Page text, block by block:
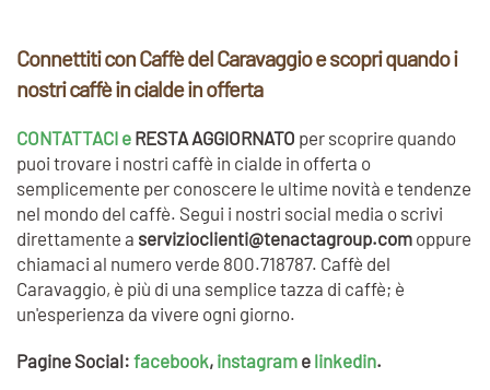
Connettiti con Caffè del Caravaggio e scopri quando i
nostri caffè in cialde in offerta
CONTATTACI e RESTA AGGIORNATO per scoprire quando
puoi trovare i nostri caffè in cialde in offerta o
semplicemente per conoscere le ultime novità e tendenze
nel mondo del caffè. Segui i nostri social media o scrivi
direttamente a servizioclienti@tenactagroup.com oppure
chiamaci al numero verde 800.718787. Caffè del
Caravaggio, è più di una semplice tazza di caffè; è
un'esperienza da vivere ogni giorno.
Pagine Social: facebook, instagram e linkedin.